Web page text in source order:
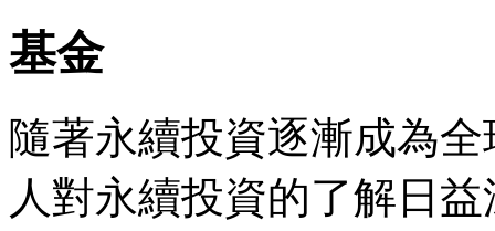
基金
隨著永續投資逐漸成為
人對永續投資的了解日